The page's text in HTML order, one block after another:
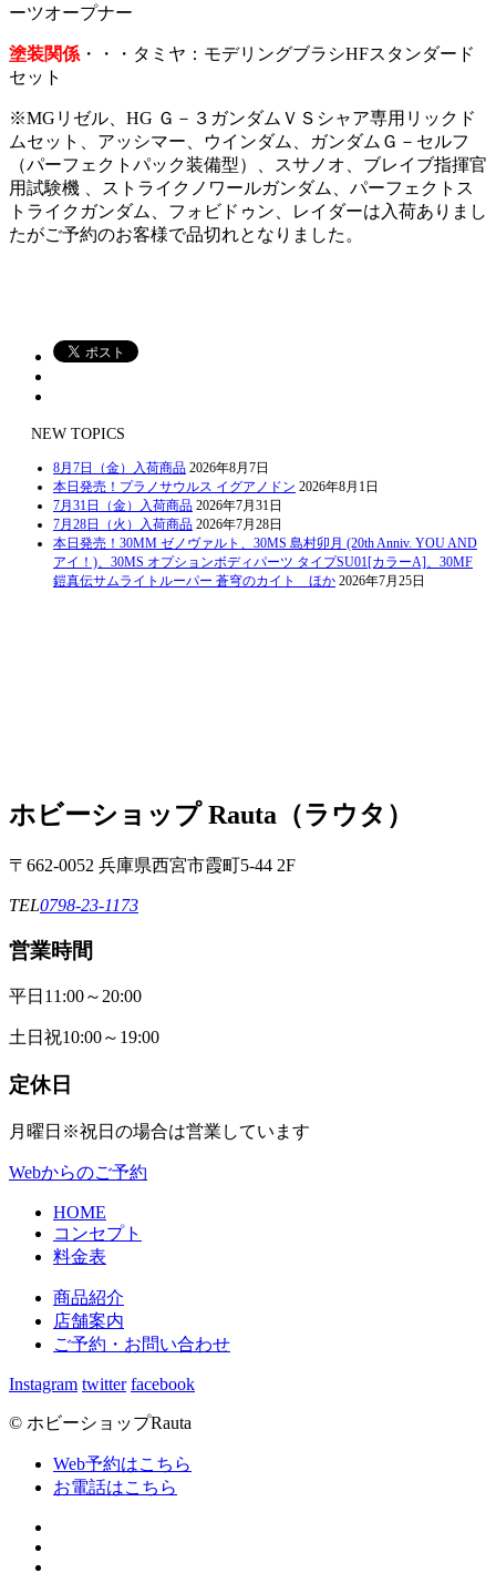
ーツオープナー
塗装関係 ・・・タミヤ：モデリングブラシHFスタンダード
セット
※MGリゼル、HG Ｇ－３ガンダムＶＳシャア専用リックド
ムセット、アッシマー、ウインダム、ガンダムＧ－セルフ
（パーフェクトパック装備型）、スサノオ、ブレイブ指揮官
用試験機 、ストライクノワールガンダム、パーフェクトス
トライクガンダム、フォビドゥン、レイダーは入荷ありまし
たがご予約のお客様で品切れとなりました。
NEW TOPICS
8月7日（金）入荷商品 2026年8月7日
本日発売！プラノサウルス イグアノドン 2026年8月1日
7月31日（金）入荷商品 2026年7月31日
7月28日（火）入荷商品 2026年7月28日
本日発売！30MM ゼノヴァルト、30MS 島村卯月 (20th Anniv. YOU AND
アイ！)、30MS オプションボディパーツ タイプSU01[カラーA]、30MF
鎧真伝サムライトルーパー 蒼穹のカイト ほか 2026年7月25日
ホビーショップ Rauta（ラウタ）
〒662-0052 兵庫県西宮市霞町5-44 2F
TEL0798-23-1173
営業時間
平日 11:00～20:00
土日祝10:00～19:00
定休日
月曜日 ※祝日の場合は営業しています
Webからのご予約
HOME
コンセプト
料金表
商品紹介
店舗案内
ご予約・お問い合わせ
Instagram twitter facebook
© ホビーショップRauta
Web予約はこちら
お電話はこちら